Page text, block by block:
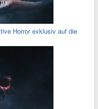
Horror exklusiv auf die